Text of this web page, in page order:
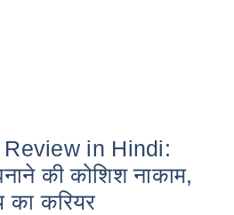
in Hindi:
की कोशिश नाकाम,
का करियर